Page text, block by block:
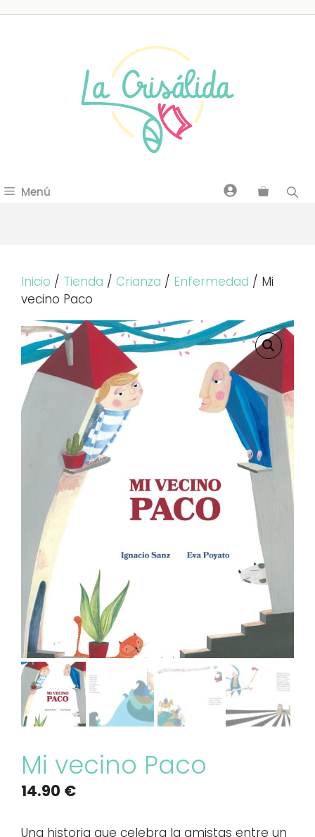
Menú
Inicio / Tienda / Crianza / Enfermedad / Mi
vecino Paco
Mi vecino Paco
14.90 €
Una historia que celebra la amistas entre un